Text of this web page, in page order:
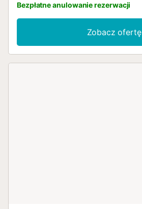
Bezpłatne anulowanie rezerwacji
Zobacz ofertę